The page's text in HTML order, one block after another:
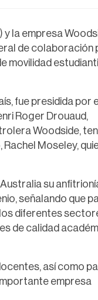
y la empresa
de colaboración
movilidad
fue presidida por
Roger Drouaud,
Woodside,
Moseley,
su
señalando que
diferentes
de calidad
así como
empresa